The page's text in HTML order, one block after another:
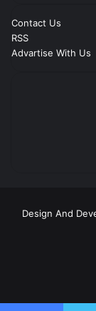
Contact Us
RSS
Advartise With Us
Design And